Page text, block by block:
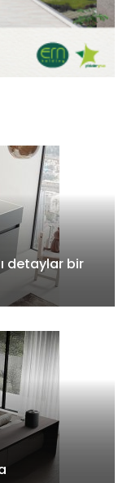
detaylar bir